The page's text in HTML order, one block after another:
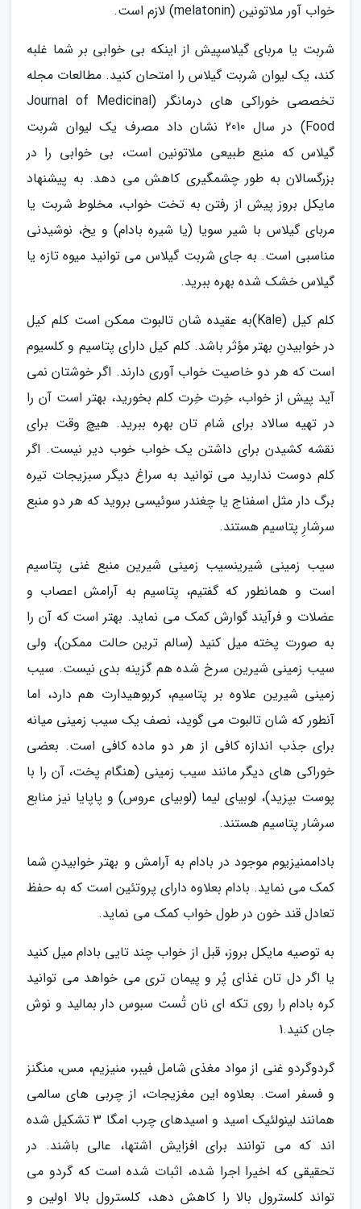
خواب آور ملاتونین (melatonin) لازم است.
شربت یا مربای گیلاسپیش از اینکه بی خوابی بر شما غلبه
کند، یک لیوان شربت گیلاس را امتحان کنید. مطالعات مجله
تخصصی خوراکی های درمانگر (Journal of Medicinal
Food) در سال 2010 نشان داد مصرف یک لیوان شربت
گیلاس که منبع طبیعی ملاتونین است، بی خوابی را در
بزرگسالان به طور چشمگیری کاهش می دهد. به پیشنهاد
مایکل بروز پیش از رفتن به تخت خواب، مخلوط شربت یا
مربای گیلاس با شیر سویا (یا شیره بادام) و یخ، نوشیدنی
مناسبی است. به جای شربت گیلاس می توانید میوه تازه یا
گیلاس خشک شده بهره ببرید.
کلم کیل (Kale)به عقیده شان تالبوت ممکن است کلم کیل
در خوابیدنِ بهتر مؤثر باشد. کلم کیل دارای پتاسیم و کلسیوم
است که هر دو خاصیت خواب آوری دارند. اگر خوشتان نمی
آید پیش از خواب، خِرت خِرت کلم بخورید، بهتر است آن را
در تهیه سالاد برای شام تان بهره ببرید. هیچ وقت برای
نقشه کشیدن برای داشتن یک خواب خوب دیر نیست. اگر
کلم دوست ندارید می توانید به سراغ دیگر سبزیجات تیره
برگ دار مثل اسفناج یا چغندر سوئیسی بروید که هر دو منبع
سرشارِ پتاسیم هستند.
سیب زمینی شیرینسیب زمینی شیرین منبع غنی پتاسیم
است و همانطور که گفتیم، پتاسیم به آرامش اعصاب و
عضلات و فرآیند گوارش کمک می نماید. بهتر است که آن را
به صورت پخته میل کنید (سالم ترین حالت ممکن)، ولی
سیب زمینی شیرین سرخ شده هم گزینه بدی نیست. سیب
زمینی شیرین علاوه بر پتاسیم، کربوهیدارت هم دارد، اما
آنطور که شان تالبوت می گوید، نصف یک سیب زمینی میانه
برای جذب اندازه کافی از هر دو ماده کافی است. بعضی
خوراکی های دیگر مانند سیب زمینی (هنگام پخت، آن را با
پوست بپزید)، لوبیای لیما (لوبیای عروس) و پاپایا نیز منابع
سرشار پتاسیم هستند.
باداممنیزیوم موجود در بادام به آرامش و بهتر خوابیدنِ شما
کمک می نماید. بادام بعلاوه دارای پروتئین است که به حفظ
تعادل قند خون در طول خواب کمک می نماید.
به توصیه مایکل بروز، قبل از خواب چند تایی بادام میل کنید
یا اگر دل تان غذای پُر و پیمان تری می خواهد می توانید
کره بادام را روی تکه ای نان تُست سبوس دار بمالید و نوش
جان کنید.1
گردوگردو غنی از مواد مغذی شامل فیبر، منیزیم، مس، منگنز
و فسفر است. بعلاوه این مغزیجات، از چربی های سالمی
همانند لینولئیک اسید و اسیدهای چرب امگا 3 تشکیل شده
اند که می توانند برای افزایش اشتها، عالی باشند. در
تحقیقی که اخیرا اجرا شده، اثبات شده است که گردو می
تواند کلسترول بالا را کاهش دهد، کلسترول بالا اولین و